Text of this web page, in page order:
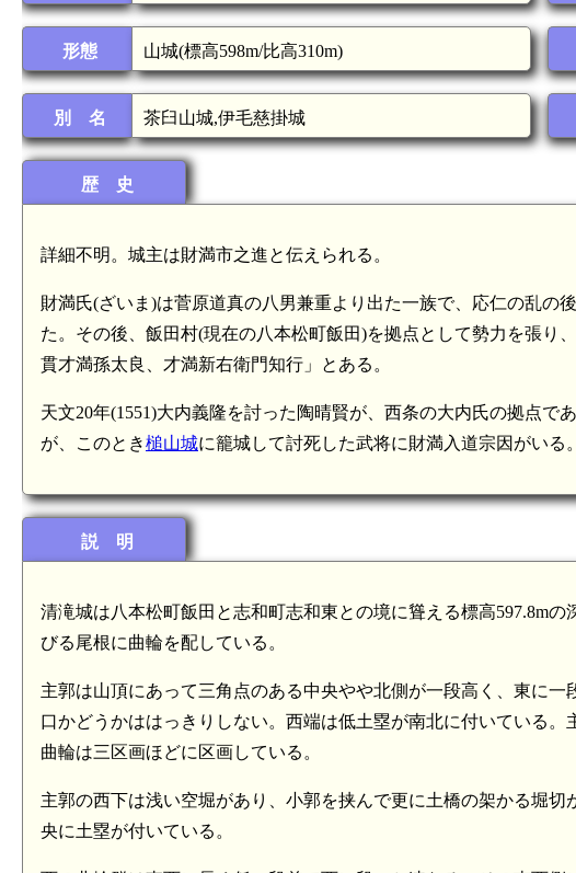
形態 山城(標高598m/比高310m)
別 名 茶臼山城,伊毛慈掛城
歴 史
詳細不明。城主は財満市之進と伝えられる。
財満氏(ざいま)は菅原道真の八男兼重より出た一族で、応仁の乱の
た。その後、飯田村(現在の八本松町飯田)を拠点として勢力を張り
貫才満孫太良、才満新右衛門知行」とある。
天文20年(1551)大内義隆を討った陶晴賢が、西条の大内氏の拠点で
が、このとき槌山城に籠城して討死した武将に財満入道宗因がいる。
説 明
清滝城は八本松町飯田と志和町志和東との境に聳える標高597.8m
びる尾根に曲輪を配している。
主郭は山頂にあって三角点のある中央やや北側が一段高く、東に
口かどうかははっきりしない。西端は低土塁が南北に付いている
曲輪は三区画ほどに区画している。
主郭の西下は浅い空堀があり、小郭を挟んで更に土橋の架かる堀
央に土塁が付いている。